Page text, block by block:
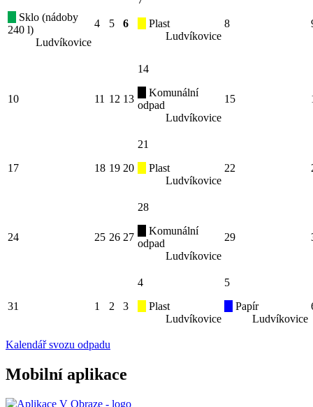
Sklo (nádoby
240 l)
Ludvíkovice
4 5 6
Plast
Ludvíkovice
8
10 11 12 13
14
Komunální
odpad
Ludvíkovice
15
17 18 19 20
21
Plast
Ludvíkovice
22
24 25 26 27
28
Komunální
odpad
Ludvíkovice
29
31 1 2 3
4
Plast
Ludvíkovice
5
Papír
Ludvíkovice
Kalendář svozu odpadu
Mobilní aplikace